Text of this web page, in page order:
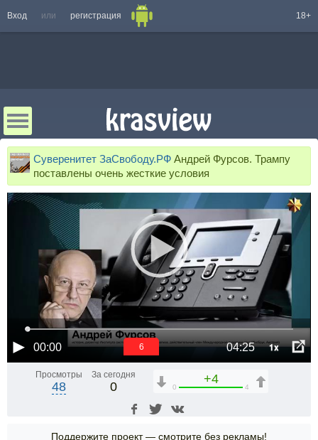
Вход или регистрация 18+
Суверенитет ЗаСвободу.РФ Андрей Фурсов. Трампу
поставлены очень жесткие условия
00:00 04:25 1x
6
Просмотры
48
За сегодня
0
+4
0 4
Поддержите проект — смотрите без рекламы!